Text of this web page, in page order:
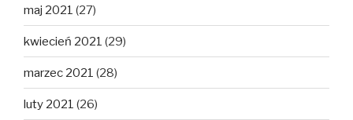
maj 2021 (27)
kwiecień 2021 (29)
marzec 2021 (28)
luty 2021 (26)